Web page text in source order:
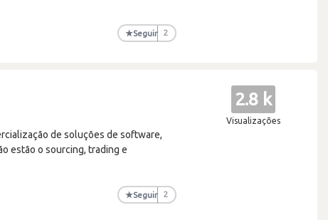
★Seguir 2
de soluções de software,
estão o sourcing, trading e
★Seguir 2
2.8 k
Visualizações